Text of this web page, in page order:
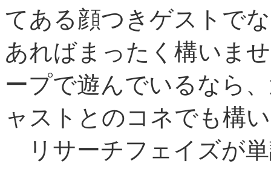
てある顔つきゲストで
あればまったく構いま
ープで遊んでいるなら
ャストとのコネでも構
リサーチフェイズが